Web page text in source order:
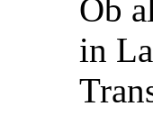
Ob
in